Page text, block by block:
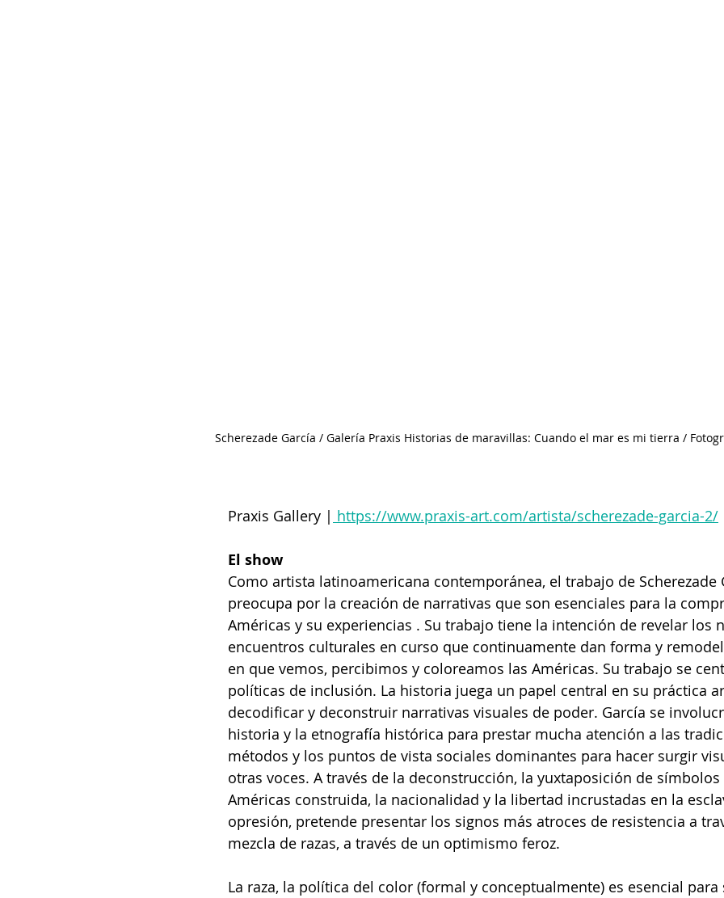
Scherezade García / Galería Praxis Historias de maravillas: Cuando el mar es mi tierra /
Praxis Gallery | https://www.praxis-art.com/artista/scherezade-garcia-2/
El show
Como artista latinoamericana contemporánea, el trabajo de Scherezade
preocupa por la creación de narrativas que son esenciales para la
Américas y su experiencias . Su trabajo tiene la intención de revelar los
encuentros culturales en curso que continuamente dan forma y
en que vemos, percibimos y coloreamos las Américas. Su trabajo se
políticas de inclusión. La historia juega un papel central en su práctica
decodificar y deconstruir narrativas visuales de poder. García se
historia y la etnografía histórica para prestar mucha atención a las
métodos y los puntos de vista sociales dominantes para hacer surgir
otras voces. A través de la deconstrucción, la yuxtaposición de símbolos
Américas construida, la nacionalidad y la libertad incrustadas en la
opresión, pretende presentar los signos más atroces de resistencia a
mezcla de razas, a través de un optimismo feroz.
La raza, la política del color (formal y conceptualmente) es esencial para